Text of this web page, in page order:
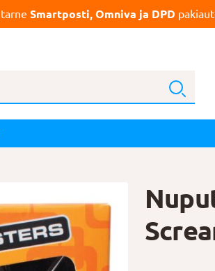
tarne Smartposti, Omniva ja DPD